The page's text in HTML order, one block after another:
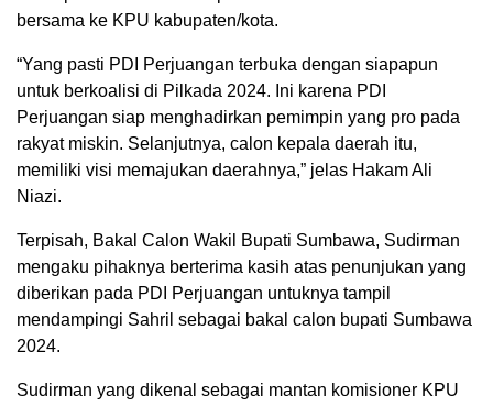
bersama ke KPU kabupaten/kota.
“Yang pasti PDI Perjuangan terbuka dengan siapapun
untuk berkoalisi di Pilkada 2024. Ini karena PDI
Perjuangan siap menghadirkan pemimpin yang pro pada
rakyat miskin. Selanjutnya, calon kepala daerah itu,
memiliki visi memajukan daerahnya,” jelas Hakam Ali
Niazi.
Terpisah, Bakal Calon Wakil Bupati Sumbawa, Sudirman
mengaku pihaknya berterima kasih atas penunjukan yang
diberikan pada PDI Perjuangan untuknya tampil
mendampingi Sahril sebagai bakal calon bupati Sumbawa
2024.
Sudirman yang dikenal sebagai mantan komisioner KPU